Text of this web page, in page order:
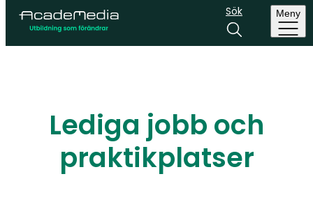
Sök Meny
Lediga jobb och
praktikplatser